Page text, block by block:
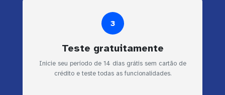
3
Teste gratuitamente
Inicie seu período de 14 dias grátis sem cartão de
crédito e teste todas as funcionalidades.